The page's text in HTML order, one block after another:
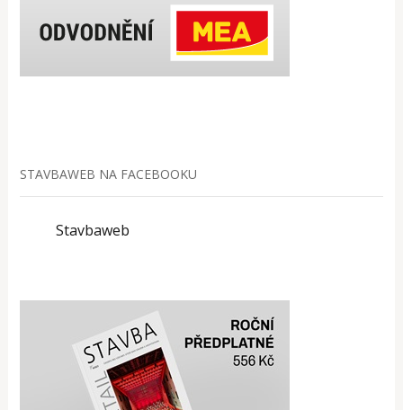
STAVBAWEB NA FACEBOOKU
Stavbaweb